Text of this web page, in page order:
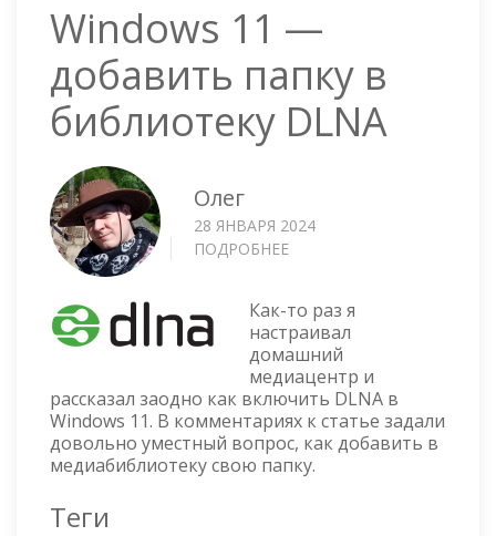
Windows 11 —
добавить папку в
библиотеку DLNA
Олег
28 ЯНВАРЯ 2024
ПОДРОБНЕЕ
—
ДОБАВИТЬ
ПАПКУ
В
БИБЛИОТЕКУ
DLNA
Как-то раз я
настраивал
домашний
медиацентр и
рассказал заодно как включить DLNA в
Windows 11. В комментариях к статье задали
довольно уместный вопрос, как добавить в
медиабиблиотеку свою папку.
Теги